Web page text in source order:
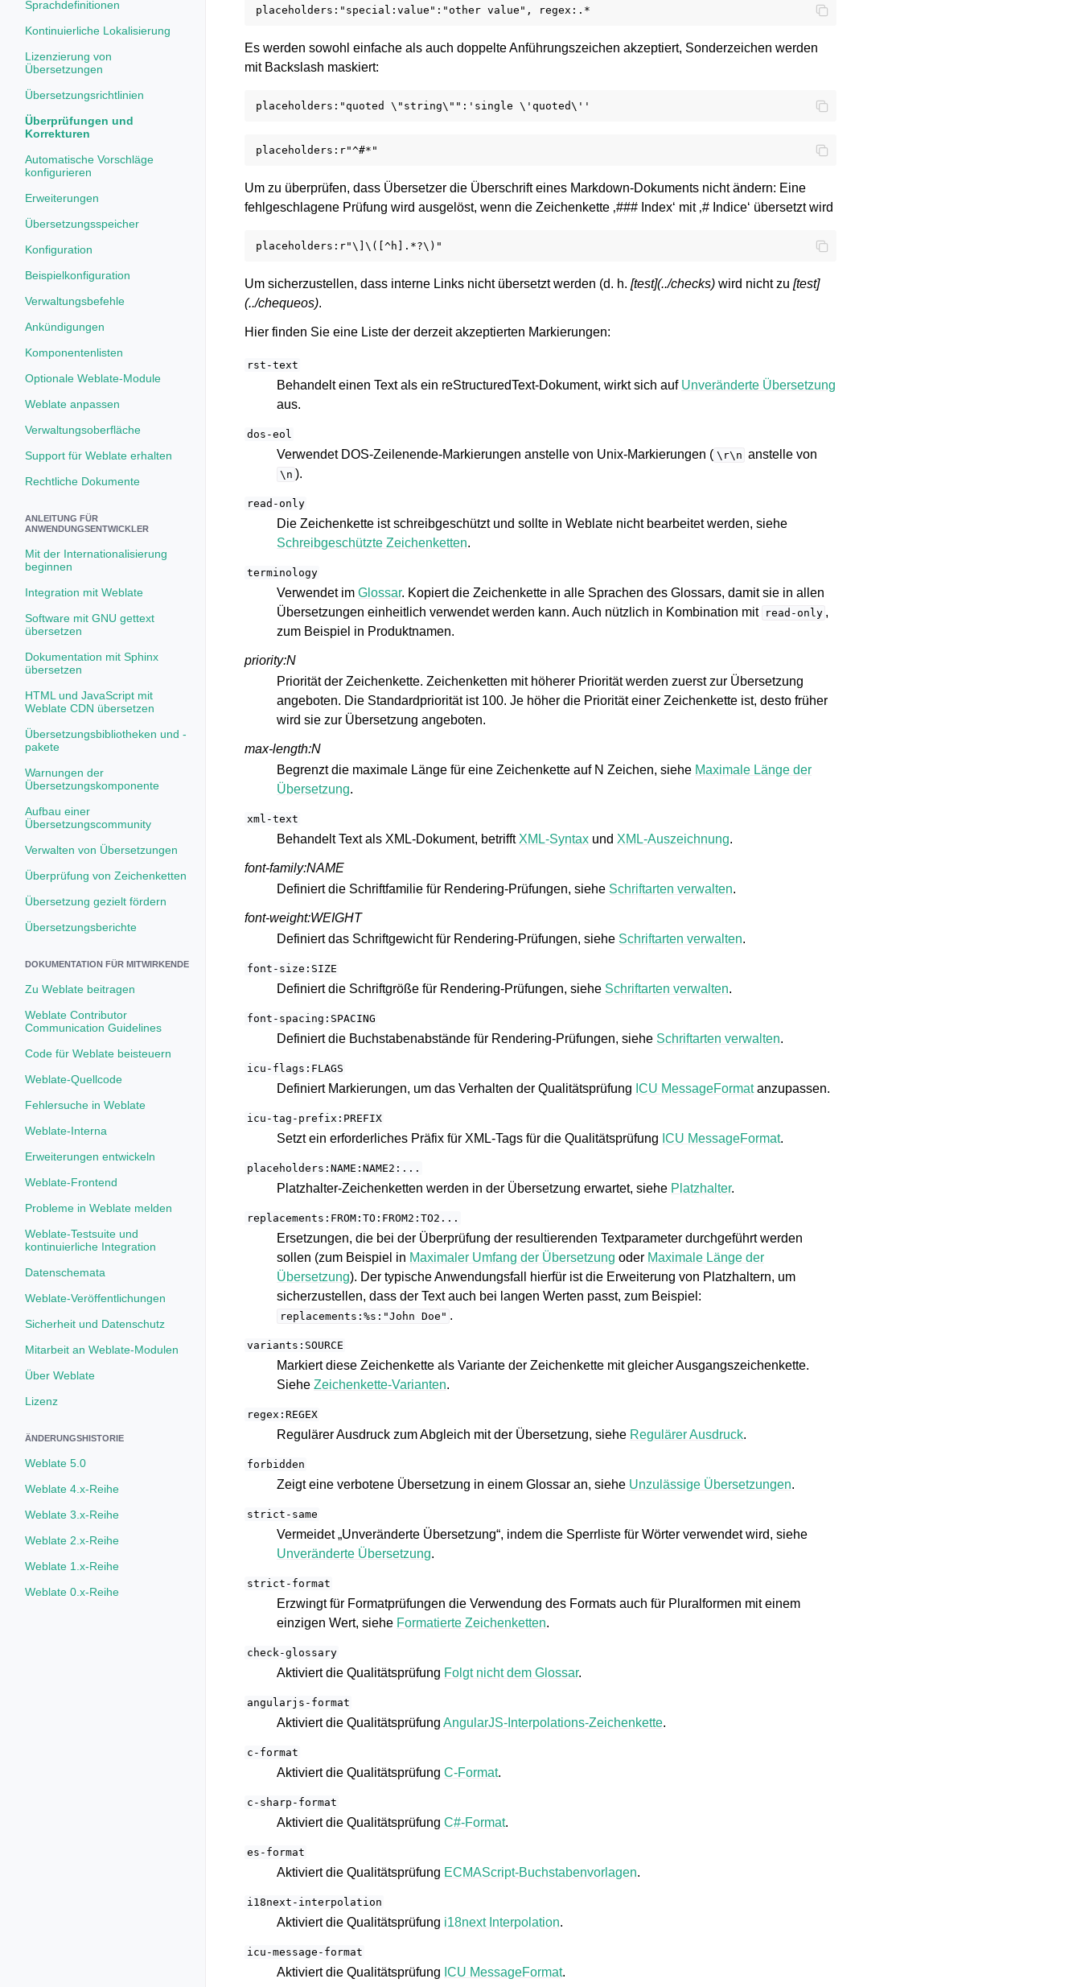
Sprachdefinitionen
Kontinuierliche Lokalisierung
Lizenzierung von
Übersetzungen
Übersetzungsrichtlinien
Überprüfungen und
Korrekturen
Automatische Vorschläge
konfigurieren
Erweiterungen
Übersetzungsspeicher
Konfiguration
Beispielkonfiguration
Verwaltungsbefehle
Ankündigungen
Komponentenlisten
Optionale Weblate-Module
Weblate anpassen
Verwaltungsoberfläche
Support für Weblate erhalten
Rechtliche Dokumente
ANLEITUNG FÜR
ANWENDUNGSENTWICKLER
Mit der Internationalisierung
beginnen
Integration mit Weblate
Software mit GNU gettext
übersetzen
Dokumentation mit Sphinx
übersetzen
HTML und JavaScript mit
Weblate CDN übersetzen
Übersetzungsbibliotheken und -
pakete
Warnungen der
Übersetzungskomponente
Aufbau einer
Übersetzungscommunity
Verwalten von Übersetzungen
Überprüfung von Zeichenketten
Übersetzung gezielt fördern
Übersetzungsberichte
DOKUMENTATION FÜR MITWIRKENDE
Zu Weblate beitragen
Weblate Contributor
Communication Guidelines
Code für Weblate beisteuern
Weblate-Quellcode
Fehlersuche in Weblate
Weblate-Interna
Erweiterungen entwickeln
Weblate-Frontend
Probleme in Weblate melden
Weblate-Testsuite und
kontinuierliche Integration
Datenschemata
Weblate-Veröffentlichungen
Sicherheit und Datenschutz
Mitarbeit an Weblate-Modulen
Über Weblate
Lizenz
ÄNDERUNGSHISTORIE
Weblate 5.0
Weblate 4.x-Reihe
Weblate 3.x-Reihe
Weblate 2.x-Reihe
Weblate 1.x-Reihe
Weblate 0.x-Reihe
Es werden sowohl einfache als auch doppelte Anführungszeichen akzeptiert, Sonderzeichen werden
mit Backslash maskiert:
Um zu überprüfen, dass Übersetzer die Überschrift eines Markdown-Dokuments nicht ändern: Eine
fehlgeschlagene Prüfung wird ausgelöst, wenn die Zeichenkette ‚### Index‘ mit ‚# Indice‘ übersetzt wird
Um sicherzustellen, dass interne Links nicht übersetzt werden (d. h. [test](../checks) wird nicht zu [test]
(../chequeos).
Hier finden Sie eine Liste der derzeit akzeptierten Markierungen:
rst-text
Behandelt einen Text als ein reStructuredText-Dokument, wirkt sich auf Unveränderte Übersetzung
aus.
dos-eol
Verwendet DOS-Zeilenende-Markierungen anstelle von Unix-Markierungen ( \r\n anstelle von
\n ).
read-only
Die Zeichenkette ist schreibgeschützt und sollte in Weblate nicht bearbeitet werden, siehe
Schreibgeschützte Zeichenketten.
terminology
Verwendet im Glossar. Kopiert die Zeichenkette in alle Sprachen des Glossars, damit sie in allen
Übersetzungen einheitlich verwendet werden kann. Auch nützlich in Kombination mit read-only ,
zum Beispiel in Produktnamen.
priority:N
Priorität der Zeichenkette. Zeichenketten mit höherer Priorität werden zuerst zur Übersetzung
angeboten. Die Standardpriorität ist 100. Je höher die Priorität einer Zeichenkette ist, desto früher
wird sie zur Übersetzung angeboten.
max-length:N
Begrenzt die maximale Länge für eine Zeichenkette auf N Zeichen, siehe Maximale Länge der
Übersetzung.
xml-text
Behandelt Text als XML-Dokument, betrifft XML-Syntax und XML-Auszeichnung.
font-family:NAME
Definiert die Schriftfamilie für Rendering-Prüfungen, siehe Schriftarten verwalten.
font-weight:WEIGHT
Definiert das Schriftgewicht für Rendering-Prüfungen, siehe Schriftarten verwalten.
font-size:SIZE
Definiert die Schriftgröße für Rendering-Prüfungen, siehe Schriftarten verwalten.
font-spacing:SPACING
Definiert die Buchstabenabstände für Rendering-Prüfungen, siehe Schriftarten verwalten.
icu-flags:FLAGS
Definiert Markierungen, um das Verhalten der Qualitätsprüfung ICU MessageFormatanzupassen.
icu-tag-prefix:PREFIX
Setzt ein erforderliches Präfix für XML-Tags für die Qualitätsprüfung ICU MessageFormat.
placeholders:NAME:NAME2:...
Platzhalter-Zeichenketten werden in der Übersetzung erwartet, siehe Platzhalter.
replacements:FROM:TO:FROM2:TO2...
Ersetzungen, die bei der Überprüfung der resultierenden Textparameter durchgeführt werden
sollen (zum Beispiel in Maximaler Umfang der Übersetzung oder Maximale Länge der
Übersetzung). Der typische Anwendungsfall hierfür ist die Erweiterung von Platzhaltern, um
sicherzustellen, dass der Text auch bei langen Werten passt, zum Beispiel:
replacements:%s:"John Doe" .
variants:SOURCE
Markiert diese Zeichenkette als Variante der Zeichenkette mit gleicher Ausgangszeichenkette.
Siehe Zeichenkette-Varianten.
regex:REGEX
Regulärer Ausdruck zum Abgleich mit der Übersetzung, siehe Regulärer Ausdruck.
forbidden
Zeigt eine verbotene Übersetzung in einem Glossar an, siehe Unzulässige Übersetzungen.
strict-same
Vermeidet „Unveränderte Übersetzung“, indem die Sperrliste für Wörter verwendet wird, siehe
Unveränderte Übersetzung.
strict-format
Erzwingt für Formatprüfungen die Verwendung des Formats auch für Pluralformen mit einem
einzigen Wert, siehe Formatierte Zeichenketten.
check-glossary
Aktiviert die Qualitätsprüfung Folgt nicht dem Glossar.
angularjs-format
Aktiviert die Qualitätsprüfung AngularJS-Interpolations-Zeichenkette.
c-format
Aktiviert die Qualitätsprüfung C-Format.
c-sharp-format
Aktiviert die Qualitätsprüfung C#-Format.
es-format
Aktiviert die Qualitätsprüfung ECMAScript-Buchstabenvorlagen.
i18next-interpolation
Aktiviert die Qualitätsprüfung i18next Interpolation.
icu-message-format
Aktiviert die Qualitätsprüfung ICU MessageFormat.